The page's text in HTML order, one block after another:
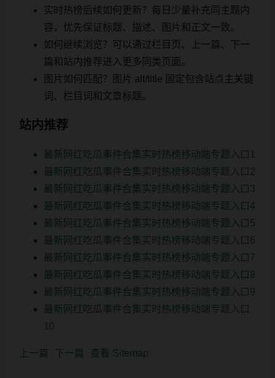
实时热榜后续如何更新？每日少量补充同主题内
容，优先保证标题、描述、图片和正文一致。
如何继续浏览？可以通过栏目页、上一篇、下一
篇和站内推荐进入更多同类页面。
图片如何匹配？图片 alt/title 固定包含站点主关键
词、栏目词和文章标题。
站内推荐
最新网红吃瓜事件合集实时热榜移动端专题入口1
最新网红吃瓜事件合集实时热榜移动端专题入口2
最新网红吃瓜事件合集实时热榜移动端专题入口3
最新网红吃瓜事件合集实时热榜移动端专题入口4
最新网红吃瓜事件合集实时热榜移动端专题入口5
最新网红吃瓜事件合集实时热榜移动端专题入口6
最新网红吃瓜事件合集实时热榜移动端专题入口7
最新网红吃瓜事件合集实时热榜移动端专题入口8
最新网红吃瓜事件合集实时热榜移动端专题入口9
最新网红吃瓜事件合集实时热榜移动端专题入口
10
上一篇 下一篇 查看 Sitemap